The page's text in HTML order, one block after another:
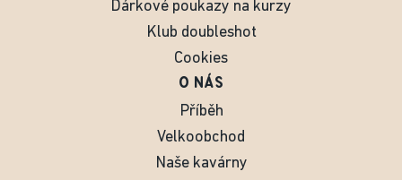
Dárkové poukazy na kurzy
Klub doubleshot
Cookies
O NÁS
Příběh
Velkoobchod
Naše kavárny